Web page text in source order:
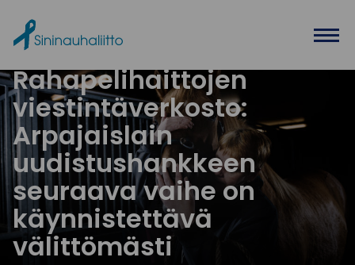
Rahapelihaittojen
viestintäverkosto:
Arpajaislain
uudistushankkeen
seuraava vaihe on
käynnistettävä
välittömästi